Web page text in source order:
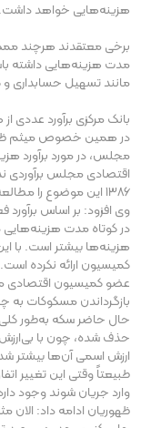
هزینه‌هایی خواهد داشت.
برخی معتقدند هرچند
مدت هزینه‌هایی داشته
مانند تسهیل حسابداری
بانک مرکزی برآورد عددی از هزینه حذف 4
در همین خصوص میثم
اقتصادی مجلس برآوردی
۱۳۸۶ این موضوع را مطالعه کرده بود.
وی افزود: بر اساس
در کوتاه مدت هزینه‌هایی
هزینه‌ها بیشتر است. با
کمیسیون ارائه نکرده است.
بازگرداندن مسکوکات به
حال حاضر سکه به‌طور
حذف شده، چون با
ارزش اسمی آن‌ها بیشتر
طبیعتاً وقتی این تغییر
وارد جریان شوند وجود
ظهوریان ادامه داد: الان